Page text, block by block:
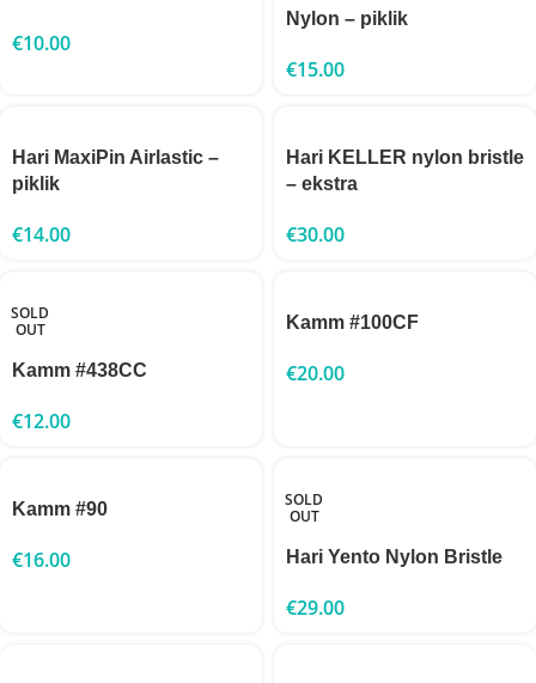
€10.00
Nylon – piklik
€15.00
Hari MaxiPin Airlastic –
piklik
€14.00
Hari KELLER nylon bristle
– ekstra
€30.00
SOLD
OUT
Kamm #438CC
€12.00
Kamm #100CF
€20.00
Kamm #90
€16.00
SOLD
OUT
Hari Yento Nylon Bristle
€29.00